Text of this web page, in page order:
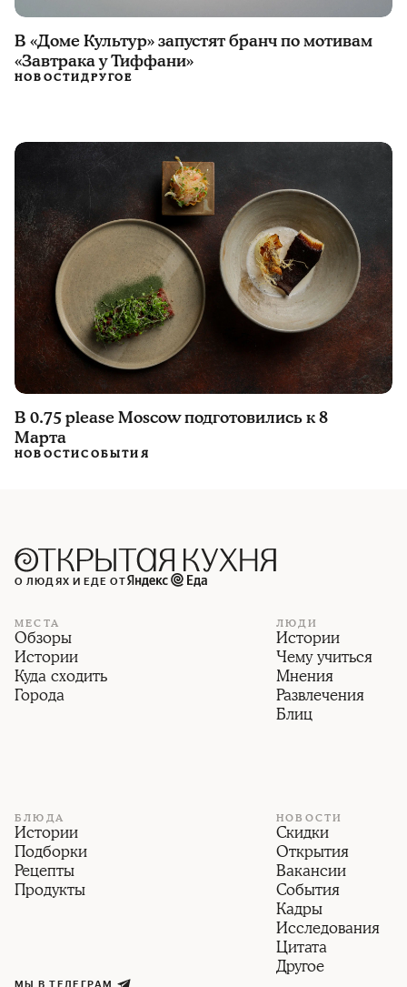
В «Доме Культур» запустят бранч по мотивам
«Завтрака у Тиффани»
НОВОСТИДРУГОЕ
В 0.75 please Moscow подготовились к 8
Марта
НОВОСТИСОБЫТИЯ
О ЛЮДЯХ И ЕДЕ ОТ
МЕСТА
Обзоры
Истории
Куда сходить
Города
ЛЮДИ
Истории
Чему учиться
Мнения
Развлечения
Блиц
БЛЮДА
Истории
Подборки
Рецепты
Продукты
НОВОСТИ
Скидки
Открытия
Вакансии
События
Кадры
Исследования
Цитата
Другое
МЫ В ТЕЛЕГРАМ